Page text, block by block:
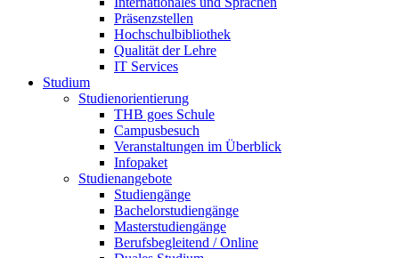
Präsenzstellen
Hochschulbibliothek
Qualität der Lehre
IT Services
Studium
Studienorientierung
THB goes Schule
Campusbesuch
Veranstaltungen im Überblick
Infopaket
Studienangebote
Studiengänge
Bachelorstudiengänge
Masterstudiengänge
Berufsbegleitend / Online